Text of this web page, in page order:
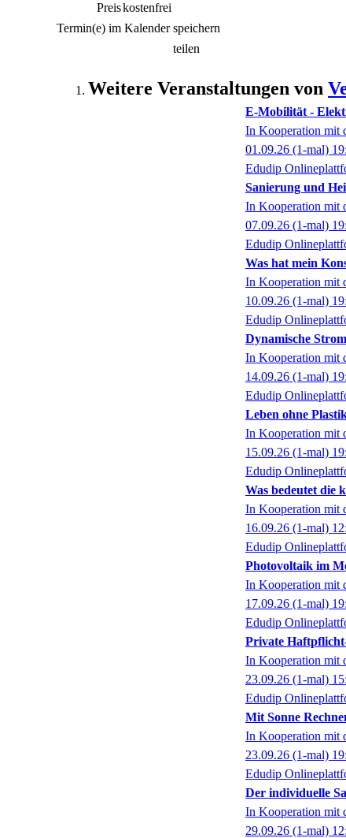
Preiskostenfrei
Termin(e) im Kalender speichern
teilen
Weitere Veranstaltungen von
E-Mobilität -
In Kooperation mit
01.09.26 (1-mal)
Edudip
Sanierung und
In Kooperation mit
07.09.26 (1-mal)
Edudip
Was hat mein
In Kooperation mit
10.09.26 (1-mal)
Edudip
Dynamische
In Kooperation mit
14.09.26 (1-mal)
Edudip
Leben ohne
In Kooperation mit
15.09.26 (1-mal)
Edudip
Was bedeutet die
In Kooperation mit
16.09.26 (1-mal)
Edudip
Photovoltaik im
In Kooperation mit
17.09.26 (1-mal)
Edudip
Private
In Kooperation mit
23.09.26 (1-mal)
Edudip
Mit Sonne
In Kooperation mit
23.09.26 (1-mal)
Edudip
Der individuelle
In Kooperation mit
29.09.26 (1-mal)